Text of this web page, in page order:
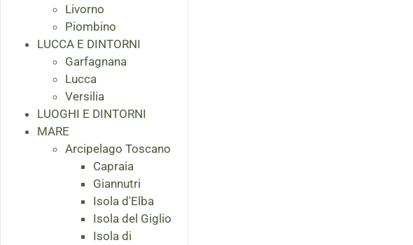
Livorno
Piombino
LUCCA E DINTORNI
Garfagnana
Lucca
Versilia
LUOGHI E DINTORNI
MARE
Arcipelago Toscano
Capraia
Giannutri
Isola d'Elba
Isola del Giglio
Isola di